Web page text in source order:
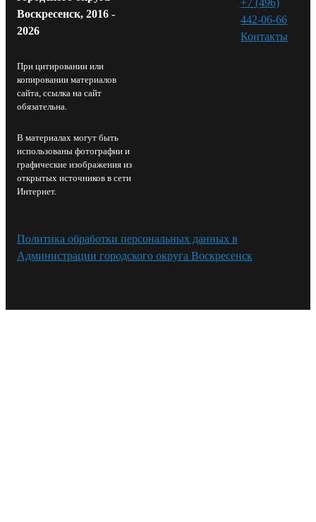
Воскресенск, 2016 -
2026
При цитировании или
копировании материалов
сайта, ссылка на сайт
обязательна.
В материалах могут быть
использованы фотографии и
графические изображения из
открытых источников в сети
Интернет.
442-06-66
Контакты⁠
Политика обработки персональных данных в
Администрации городского округа Воскресенск